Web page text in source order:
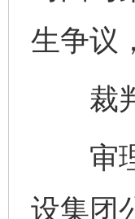
生争议
裁判
审理
设集团